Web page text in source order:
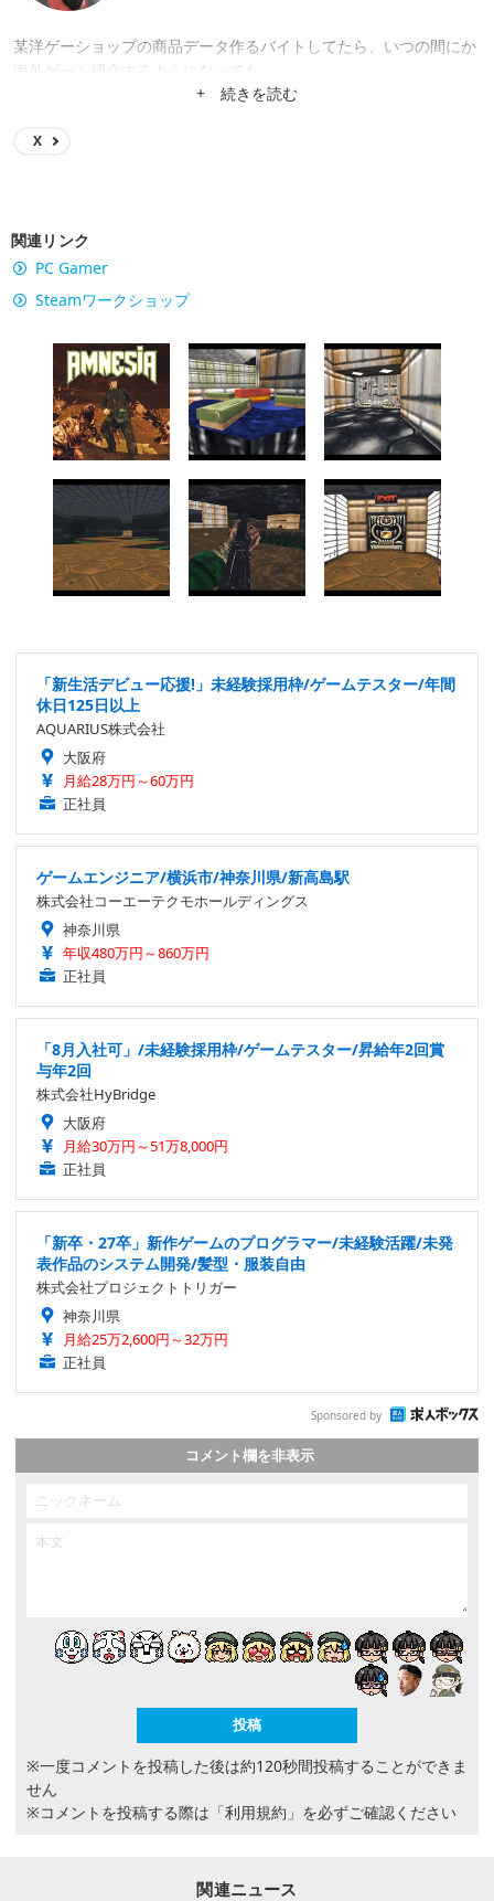
某洋ゲーショップの商品データ作るバイトしてたら、いつの間にか
海外ゲーム紹介するようになってた。
+ 続きを読む
X
関連リンク
PC Gamer
Steamワークショップ
「新生活デビュー応援!」未経験採用枠/ゲームテスター/年間
休日125日以上
AQUARIUS株式会社
大阪府
月給28万円～60万円
正社員
ゲームエンジニア/横浜市/神奈川県/新高島駅
株式会社コーエーテクモホールディングス
神奈川県
年収480万円～860万円
正社員
「8月入社可」/未経験採用枠/ゲームテスター/昇給年2回賞
与年2回
株式会社HyBridge
大阪府
月給30万円～51万8,000円
正社員
「新卒・27卒」新作ゲームのプログラマー/未経験活躍/未発
表作品のシステム開発/髪型・服装自由
株式会社プロジェクトトリガー
神奈川県
月給25万2,600円～32万円
正社員
Sponsored by
コメント欄を非表示
※一度コメントを投稿した後は約120秒間投稿することができま
せん
※コメントを投稿する際は 「利用規約」 を必ずご確認ください
関連ニュース